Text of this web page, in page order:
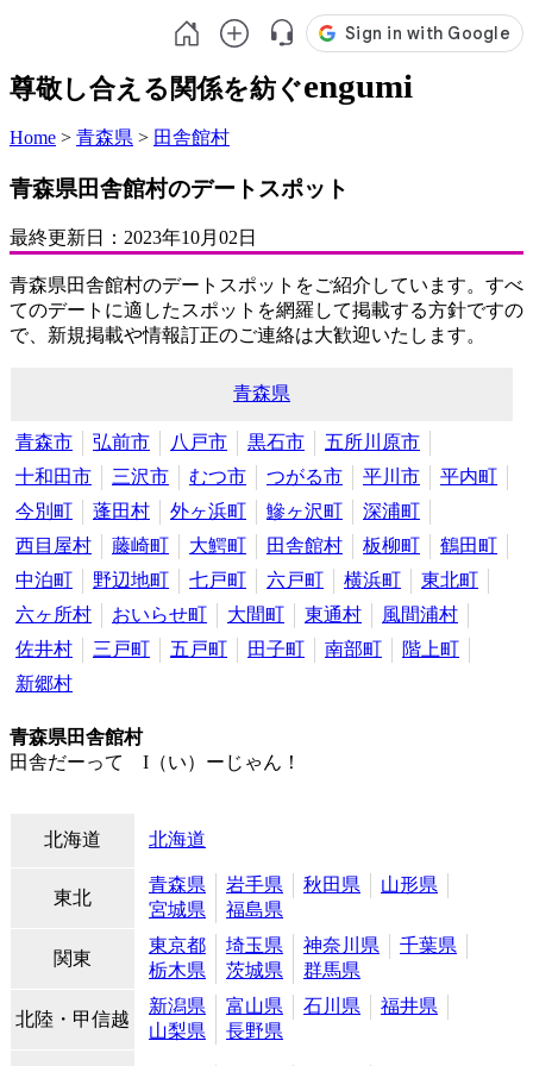
尊敬し合える関係を紡ぐengumi
Home > 青森県 > 田舎館村
青森県田舎館村のデートスポット
最終更新日： 2023年10月02日
青森県田舎館村のデートスポットをご紹介しています。すべ
てのデートに適したスポットを網羅して掲載する方針ですの
で、新規掲載や情報訂正のご連絡は大歓迎いたします。
青森県
青森市 弘前市 八戸市 黒石市
五所川原市
十和田市
三沢市 むつ市 つがる市 平川市
平内町
今別町
蓬田村 外ヶ浜町 鰺ヶ沢町
深浦町
西目屋村
藤崎町 大鰐町 田舎館村 板柳町
鶴田町
中泊町
野辺地町 七戸町 六戸町 横浜町
東北町
六ヶ所村
おいらせ町 大間町 東通村
風間浦村
佐井村
三戸町 五戸町 田子町 南部町
階上町
新郷村
青森県田舎館村
田舎だーって I（い）ーじゃん！
北海道 北海道
東北
青森県 岩手県 秋田県
山形県
宮城県
福島県
関東
東京都 埼玉県 神奈川県
千葉県
栃木県
茨城県 群馬県
北陸・甲信越
新潟県 富山県 石川県
福井県
山梨県
長野県